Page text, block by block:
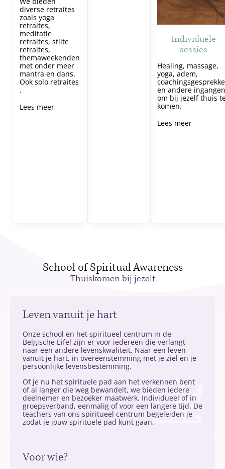
diverse retraites
zoals yoga
retraites,
meditatie
retraites, stilte
retraites,
themaweekenden
met onder meer
mantra en dans.
Ook solo retraites
.
Lees meer
Individuele
sessies
Healing, massage,
yoga, adem,
en andere
om bij jezelf thuis
komen.
Lees meer
School of Spiritual Awareness
Thuiskomen bij jezelf
Leven vanuit je hart
Onze school en het spiritueel centrum in de
Belgische Eifel zijn er voor iedereen die verlangt
naar een andere levenskwaliteit. Naar een leven
vanuit je hart, in overeenstemming met je ziel en je
persoonlijke levensbestemming.
Of je nu het spirituele pad aan het verkennen bent
of al langer die weg bewandelt, we bieden iedere
deelnemer en bezoeker maatwerk. Individueel of in
groepsverband, eenmalig of voor een langere tijd. De
teachers van ons spiritueel centrum begeleiden je,
zodat je jouw spirituele pad kunt gaan.
Voor wie?